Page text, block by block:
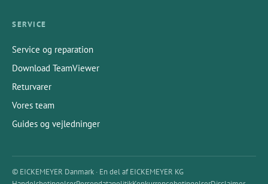
SERVICE
Service og reparation
Download TeamViewer
Returvarer
Vores team
Guides og vejledninger
© EICKEMEYER Danmark · En del af EICKEMEYER KG